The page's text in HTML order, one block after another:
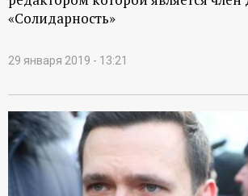
«Солидарность»
29 января 2019 - 13:21